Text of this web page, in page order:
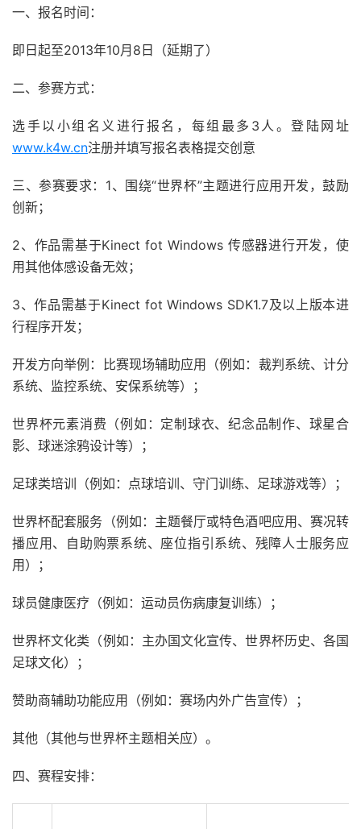
一、报名时间：
即日起至2013年10月8日（延期了）
二、参赛方式：
选手以小组名义进行报名，每组最多3人。登陆网址
www.k4w.cn注册并填写报名表格提交创意
三、参赛要求：1、围绕“世界杯”主题进行应用开发，鼓励
创新；
2、作品需基于Kinect fot Windows 传感器进行开发，使
用其他体感设备无效；
3、作品需基于Kinect fot Windows SDK1.7及以上版本进
行程序开发；
开发方向举例：比赛现场辅助应用（例如：裁判系统、计分
系统、监控系统、安保系统等）；
世界杯元素消费（例如：定制球衣、纪念品制作、球星合
影、球迷涂鸦设计等）；
足球类培训（例如：点球培训、守门训练、足球游戏等）；
世界杯配套服务（例如：主题餐厅或特色酒吧应用、赛况转
播应用、自助购票系统、座位指引系统、残障人士服务应
用）；
球员健康医疗（例如：运动员伤病康复训练）；
世界杯文化类（例如：主办国文化宣传、世界杯历史、各国
足球文化）；
赞助商辅助功能应用（例如：赛场内外广告宣传）；
其他（其他与世界杯主题相关应）。
四、赛程安排：